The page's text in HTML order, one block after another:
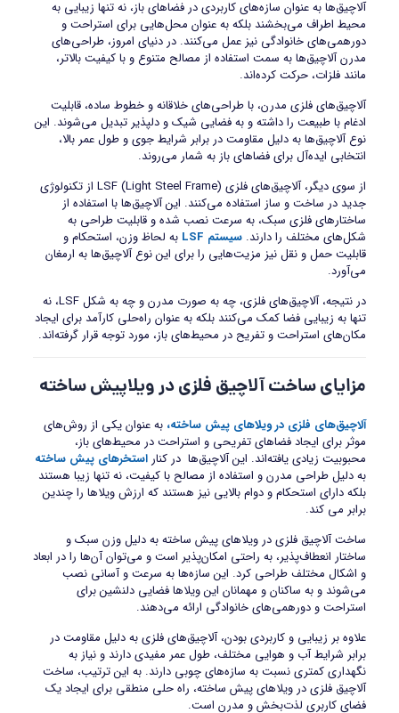
آلاچیق‌ها به عنوان سازه‌های کاربردی در فضاهای باز، نه تنها زیبایی به
محیط اطراف می‌بخشند بلکه به عنوان محل‌هایی برای استراحت و
دورهمی‌های خانوادگی نیز عمل می‌کنند. در دنیای امروز، طراحی‌های
مدرن آلاچیق‌ها به سمت استفاده از مصالح متنوع و با کیفیت بالاتر،
مانند فلزات، حرکت کرده‌اند.
آلاچیق‌های فلزی مدرن، با طراحی‌های خلاقانه و خطوط ساده، قابلیت
ادغام با طبیعت را داشته و به فضایی شیک و دلپذیر تبدیل می‌شوند. این
نوع آلاچیق‌ها به دلیل مقاومت در برابر شرایط جوی و طول عمر بالا،
انتخابی ایده‌آل برای فضاهای باز به شمار می‌روند.
از سوی دیگر، آلاچیق‌های فلزی LSF (Light Steel Frame) از تکنولوژی
جدید در ساخت و ساز استفاده می‌کنند. این آلاچیق‌ها با استفاده از
ساختارهای فلزی سبک، به سرعت نصب شده و قابلیت طراحی به
شکل‌های مختلف را دارند. سیستم LSF
به لحاظ وزن، استحکام و
قابلیت حمل و نقل نیز مزیت‌هایی را برای این نوع آلاچیق‌ها به ارمغان
می‌آورد.
در نتیجه، آلاچیق‌های فلزی، چه به صورت مدرن و چه به شکل LSF، نه
تنها به زیبایی فضا کمک می‌کنند بلکه به عنوان راه‌حلی کارآمد برای ایجاد
مکان‌های استراحت و تفریح در محیط‌های باز، مورد توجه قرار گرفته‌اند.
مزایای ساخت آلاچیق فلزی در ویلاپیش ساخته
آلاچیق‌های فلزی در ویلاهای پیش ساخته، به عنوان یکی از روش‌های
موثر برای ایجاد فضاهای تفریحی و استراحت در محیط‌های باز،
محبوبیت زیادی یافته‌اند. این آلاچیق‌ها در کنار استخرهای پیش ساخته
به دلیل طراحی مدرن و استفاده از مصالح با کیفیت، نه تنها زیبا هستند
بلکه دارای استحکام و دوام بالایی نیز هستند که ارزش ویلاها را چندین
برابر می کند.
ساخت آلاچیق فلزی در ویلاهای پیش ساخته به دلیل وزن سبک و
ساختار انعطاف‌پذیر، به راحتی امکان‌پذیر است و می‌توان آن‌ها را در ابعاد
و اشکال مختلف طراحی کرد. این سازه‌ها به سرعت و آسانی نصب
می‌شوند و به ساکنان و مهمانان این ویلاها فضایی دلنشین برای
استراحت و دورهمی‌های خانوادگی ارائه می‌دهند.
علاوه بر زیبایی و کاربردی بودن، آلاچیق‌های فلزی به دلیل مقاومت در
برابر شرایط آب و هوایی مختلف، طول عمر مفیدی دارند و نیاز به
نگهداری کمتری نسبت به سازه‌های چوبی دارند. به این ترتیب، ساخت
آلاچیق فلزی در ویلاهای پیش ساخته، راه حلی منطقی برای ایجاد یک
فضای کاربری لذت‌بخش و مدرن است.